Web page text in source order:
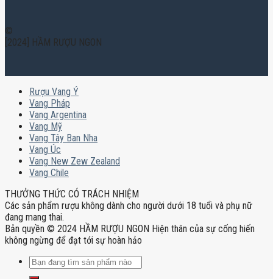
©
[2024] HẦM RƯỢU NGON
Rượu Vang Ý
Vang Pháp
Vang Argentina
Vang Mỹ
Vang Tây Ban Nha
Vang Úc
Vang New Zew Zealand
Vang Chile
THƯỞNG THỨC CÓ TRÁCH NHIỆM
Các sản phẩm rượu không dành cho người dưới 18 tuổi và phụ nữ
đang mang thai.
Bản quyền © 2024 HẦM RƯỢU NGON Hiện thân của sự cống hiến
không ngừng để đạt tới sự hoàn hảo
Tìm
kiếm: